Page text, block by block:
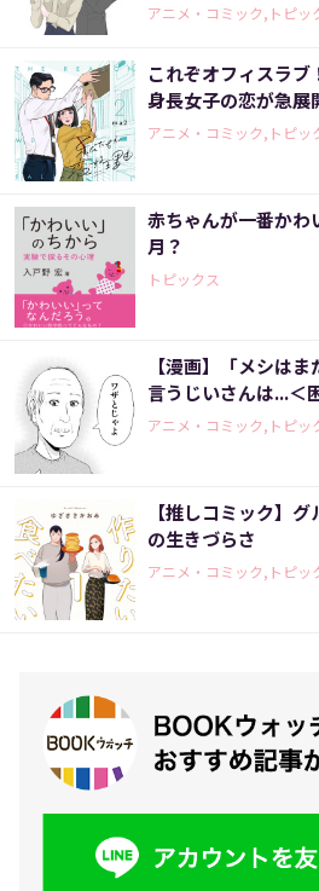
アニメ・コミック,トピッ
これぞオフィスラブ
身長女子の恋が急展
アニメ・コミック,トピッ
赤ちゃんが一番かわ
月？
トピックス
【漫画】「メシは
言うじいさんは...＜
アニメ・コミック,トピッ
【推しコミック】
の生きづらさ
アニメ・コミック,トピッ